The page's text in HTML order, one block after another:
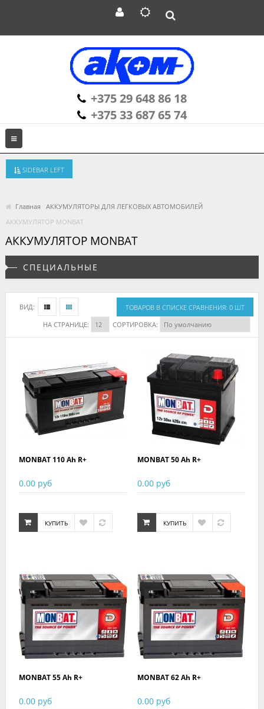
+375 29 648 86 18
+375 33 687 65 74
SIDEBAR LEFT
Главная
АККУМУЛЯТОРЫ ДЛЯ ЛЕГКОВЫХ АВТОМОБИЛЕЙ
АККУМУЛЯТОР MONBAT
АККУМУЛЯТОР MONBAT
СПЕЦИАЛЬНЫЕ
ВИД:
ТОВАРОВ В СПИСКЕ СРАВНЕНИЯ: 0 ШТ
СОРТИРОВКА:
НА СТРАНИЦЕ:
MONBAT 110 Ah R+
0.00 руб
КУПИТЬ
MONBAT 50 Ah R+
0.00 руб
КУПИТЬ
MONBAT 55 Ah R+
0.00 руб
MONBAT 62 Ah R+
0.00 руб